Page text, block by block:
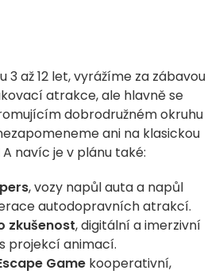
3 až 12 let, vyrážíme za zábavou
atrakce, ale hlavně se
dobrodružném okruhu
ani na klasickou
navíc je v plánu také:
, vozy napůl auta a napůl
autodopravních atrakcí.
zkušenost, digitální a imerzivní
projekcí animací.
Game kooperativní,